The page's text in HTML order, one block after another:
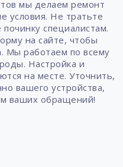
мы делаем ремонт
условия. Не тратьте
специалистам.
на сайте, чтобы
Мы работаем по всему
Настройка и
на месте. Уточнить,
вашего устройства,
ваших обращений!